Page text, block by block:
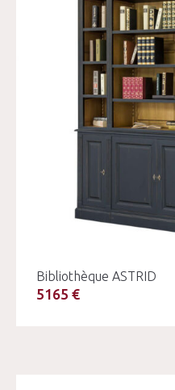
Bibliothèque ASTRID
5165 €